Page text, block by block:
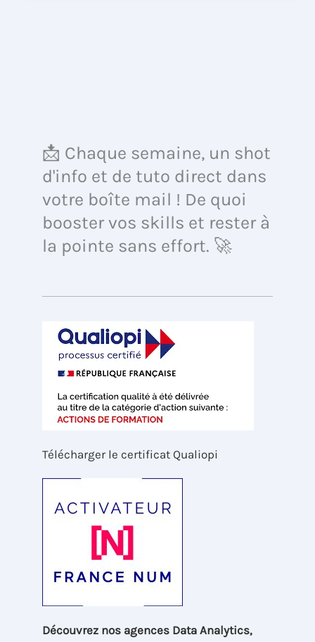
📩 Chaque semaine, un shot
d'info et de tuto direct dans
votre boîte mail ! De quoi
booster vos skills et rester à
la pointe sans effort. 🚀
Télécharger le certificat Qualiopi
Découvrez nos agences Data Analytics,